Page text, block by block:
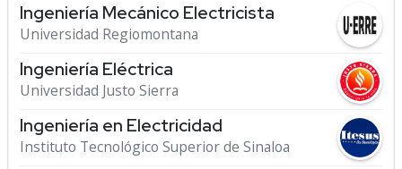
Ingeniería Mecánico Electricista
Universidad Regiomontana
Ingeniería Eléctrica
Universidad Justo Sierra
Ingeniería en Electricidad
Instituto Tecnológico Superior de Sinaloa